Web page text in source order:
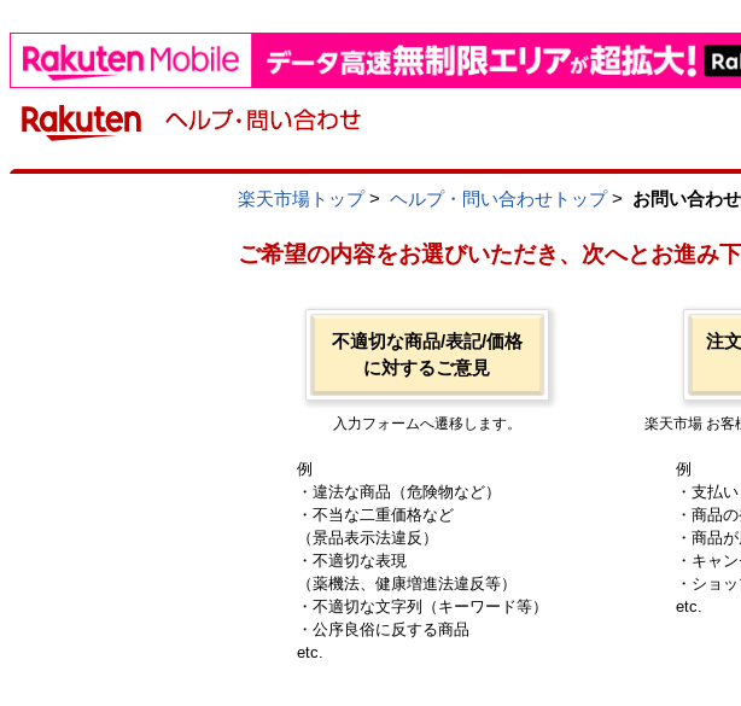
楽天市場トップ> ヘルプ・問い合わせトップ> お問い合わ
ご希望の内容をお選びいただき、次へとお進み下
不適切な商品/表記/価格
に対するご意見
入力フォームへ遷移します。
例
・違法な商品（危険物など）
・不当な二重価格など
（景品表示法違反）
・不適切な表現
（薬機法、健康増進法違反等）
・不適切な文字列（キーワード等）
・公序良俗に反する商品
etc.
注
楽天市場 お客
例
・支払い
・商品
・商品
・キャ
・ショ
etc.